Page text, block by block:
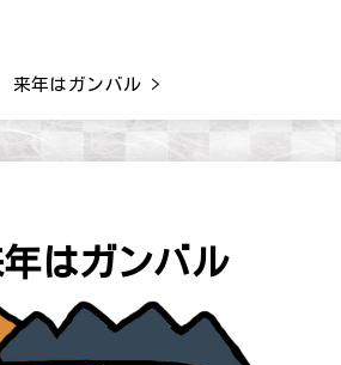
来年はガンバル
はガンバル